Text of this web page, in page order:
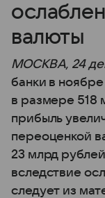
валюты
МОСКВА, 24
банки в
в размере 518
прибыль
переоценкой
23 млрд
вследствие
следует из